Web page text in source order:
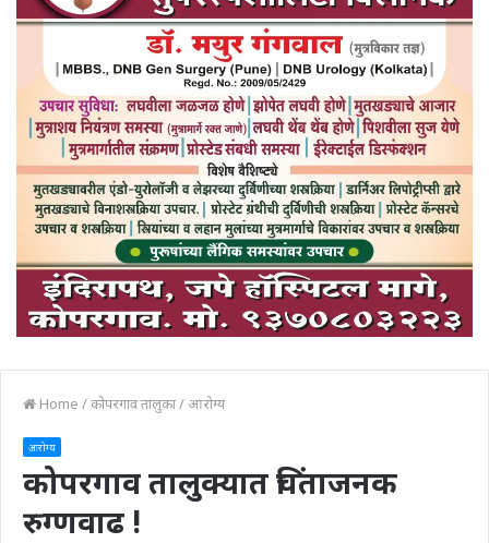
Home /कोपरगाव तालुका/ आरोग्य
आरोग्य
कोपरगाव तालुक्यात चिंताजनक
रुग्णवाढ !